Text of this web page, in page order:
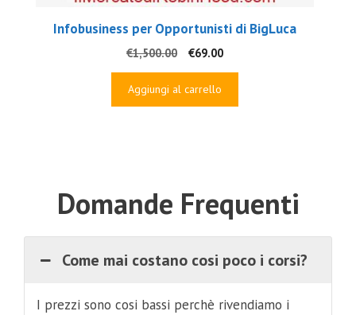
Infobusiness per Opportunisti di BigLuca
€1,500.00
Il
prezzo
originale
€69.00Il
prezzo
Aggiungi al carrello
Domande Frequenti
Come mai costano cosi poco i corsi?
I prezzi sono cosi bassi perchè rivendiamo i